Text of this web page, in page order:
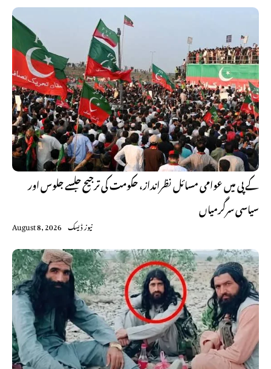
کے پی میں عوامی مسائل نظرانداز، حکومت کی ترجیح جلسے جلوس اور
سیاسی سرگرمیاں
August 8, 2026 نیوز ڈیسک